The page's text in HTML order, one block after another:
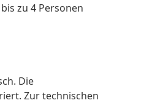
zu 4 Personen
Die
Zur technischen